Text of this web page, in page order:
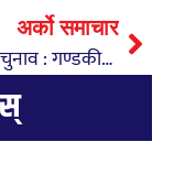
अर्को समाचार
राष्ट्रियसभा चुनाव : गण्डकीमा एमाले उम्मेदवारले दर्ता गरे मनोनयन